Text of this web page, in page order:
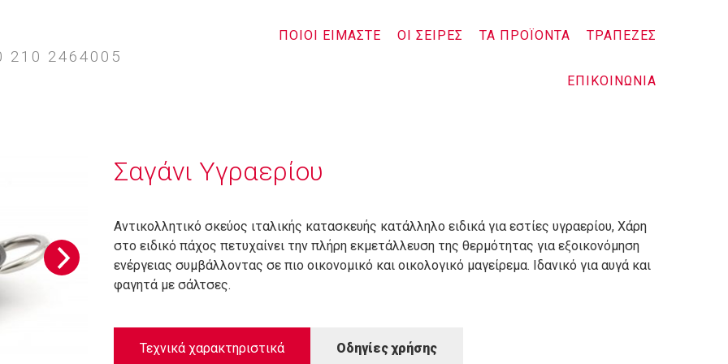
210 2464005
ΠΟΙΟΙ ΕΙΜΑΣΤΕ ΟΙ ΣΕΙΡΕΣ ΤΑ ΠΡΟΪΟΝΤΑ ΤΡΑΠΕΖΕΣ
ΕΠΙΚΟΙΝΩΝΙΑ
Σαγάνι Υγραερίου
Αντικολλητικό σκεύος ιταλικής κατασκευής κατάλληλο ειδικά για εστίες υγραερίου, Χάρη
στο ειδικό πάχος πετυχαίνει την πλήρη εκμετάλλευση της θερμότητας για εξοικονόμηση
ενέργειας συμβάλλοντας σε πιο οικονομικό και οικολογικό μαγείρεμα. Ιδανικό για αυγά και
φαγητά με σάλτσες.
Τεχνικά χαρακτηριστικά Οδηγίες χρήσης